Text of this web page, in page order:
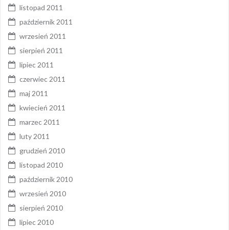
listopad 2011
październik 2011
wrzesień 2011
sierpień 2011
lipiec 2011
czerwiec 2011
maj 2011
kwiecień 2011
marzec 2011
luty 2011
grudzień 2010
listopad 2010
październik 2010
wrzesień 2010
sierpień 2010
lipiec 2010